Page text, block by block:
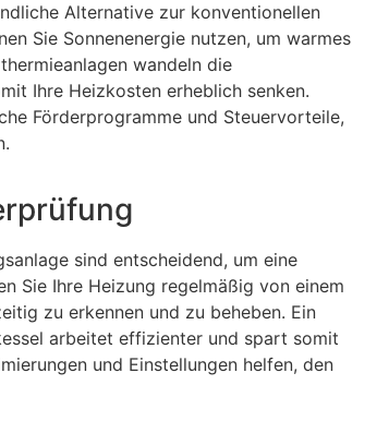
Alternative zur konventionellen
Sie Sonnenenergie nutzen, um warmes
wandeln die
Ihre Heizkosten erheblich senken.
Förderprogramme und Steuervorteile,
sind entscheidend, um eine
Sie Ihre Heizung regelmäßig von einem
zu erkennen und zu beheben. Ein
arbeitet effizienter und spart somit
und Einstellungen helfen, den